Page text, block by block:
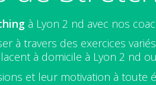
à Lyon 2 nd avec nos
à travers des exercices
à domicile à Lyon 2 nd
et leur motivation à toute